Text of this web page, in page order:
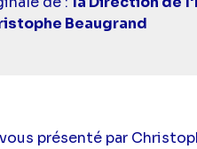
Beaugrand
présenté par